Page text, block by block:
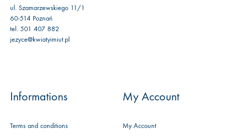
ul. Szamarzewskiego 11/1
60-514 Poznań
tel. 501 407 882
jezyce@kwiatyimiut.pl
Informations
Terms and conditions
My Account
My Account